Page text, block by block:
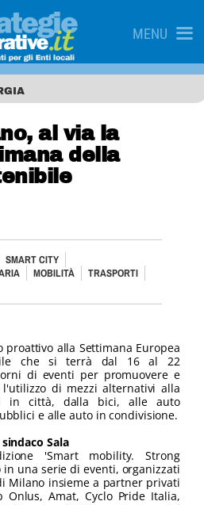
MENU
al via la
della
SMART CITY
MOBILITÀ
TRASPORTI
alla Settimana Europea
che si terrà dal 16 al 22
di eventi per promuovere e
di mezzi alternativi alla
in città, dalla bici, alle auto
e alle auto in condivisione.
Sala
'Smart mobility. Strong
una serie di eventi, organizzati
Milano insieme a partner privati
Onlus, Amat, Cyclo Pride Italia,